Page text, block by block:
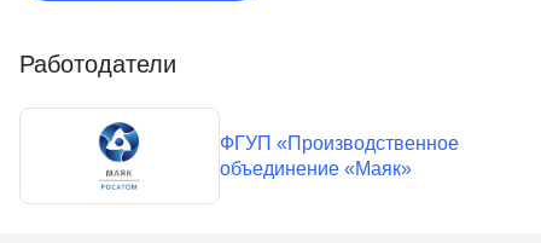
Работодатели
ФГУП «Производственное
объединение «Маяк»